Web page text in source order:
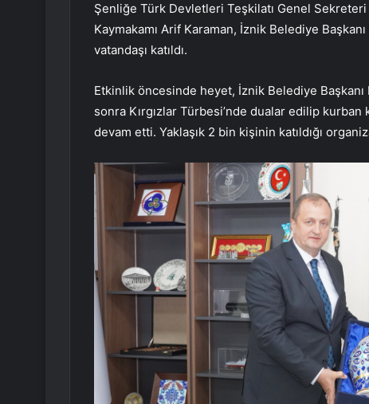
Şenliğe Türk Devletleri Teşkilatı Genel
Kaymakamı Arif Karaman, İznik Belediye
vatandaşı katıldı.
Etkinlik öncesinde heyet, İznik Belediye Başkanı
sonra Kırgızlar Türbesi’nde dualar edilip kurban
devam etti. Yaklaşık 2 bin kişinin katıldığı